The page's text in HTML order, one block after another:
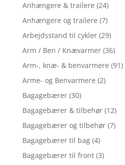
Anhængere & trailere (24)
Anhængere og trailere (7)
Arbejdsstand til cykler (29)
Arm / Ben / Knævarmer (36)
Arm-, knæ- & benvarmere (91)
Arme- og Benvarmere (2)
Bagagebærer (30)
Bagagebærer & tilbehør (12)
Bagagebærer og tilbehør (7)
Bagagebærer til bag (4)
Bagagebærer til front (3)